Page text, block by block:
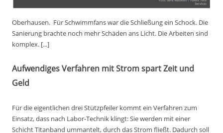
Oberhausen. Für Schwimmfans war die Schließung ein Schock. Die
Sanierung brachte noch mehr Schäden ans Licht. Die Arbeiten sind
komplex. [...]
Aufwendiges Verfahren mit Strom spart Zeit und
Geld
Für die eigentlichen drei Stützpfeiler kommt ein Verfahren zum
Einsatz, dass nach Labor-Technik klingt: Sie werden mit einer
Schicht Titanband ummantelt, durch das Strom fließt. Dadurch soll